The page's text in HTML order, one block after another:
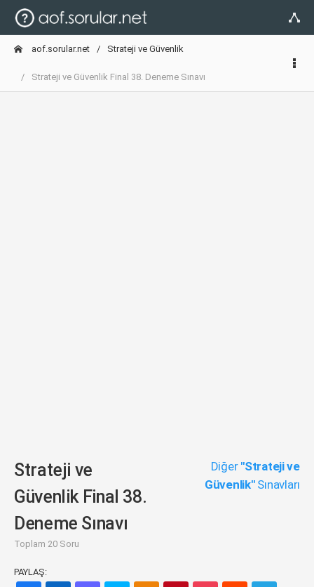
aof.sorular.net Strateji ve Güvenlik
Strateji ve Güvenlik Final 38. Deneme Sınavı
Strateji ve
Güvenlik Final 38.
Deneme Sınavı
Toplam 20 Soru
Diğer "Strateji ve
Güvenlik"Sınavları
PAYLAŞ: